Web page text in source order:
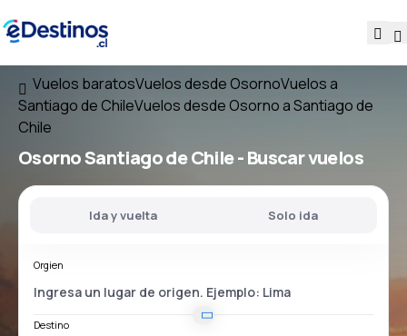
Vuelos baratosVuelos desde OsornoVuelos a
Santiago de ChileVuelos desde Osorno a Santiago de
Chile
Osorno Santiago de Chile- Buscar vuelos
Ida y vuelta Solo ida
Orgien
Destino